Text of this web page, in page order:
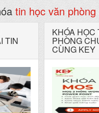
tin học văn phòng
TIN
KHÓA HỌC
PHÒNG
CÙNG KEY